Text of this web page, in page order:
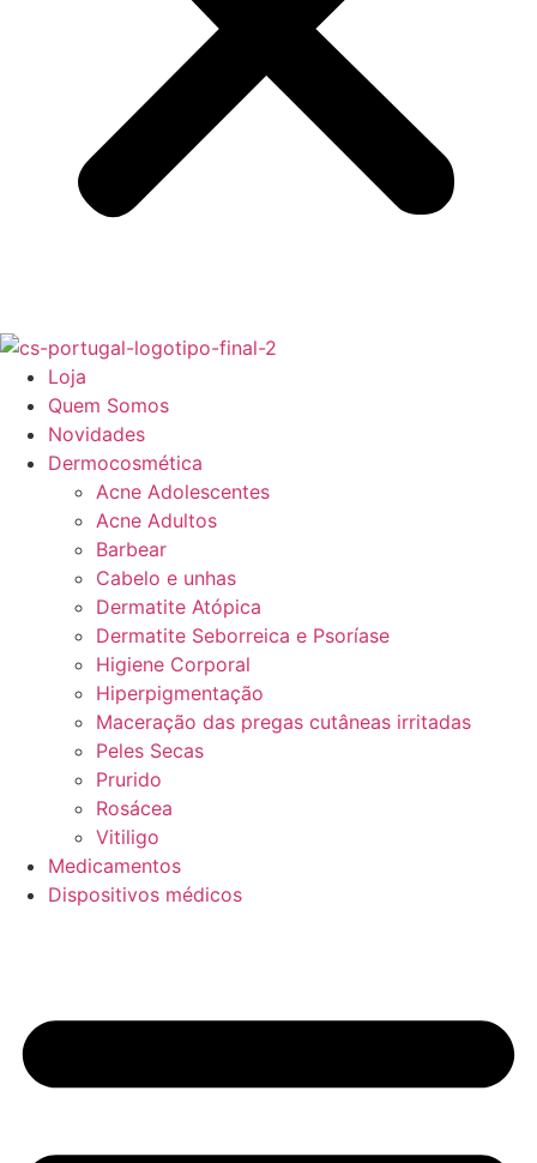
Loja
Quem Somos
Novidades
Dermocosmética
Acne Adolescentes
Acne Adultos
Barbear
Cabelo e unhas
Dermatite Atópica
Dermatite Seborreica e Psoríase
Higiene Corporal
Hiperpigmentação
Maceração das pregas cutâneas irritadas
Peles Secas
Prurido
Rosácea
Vitiligo
Medicamentos
Dispositivos médicos